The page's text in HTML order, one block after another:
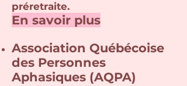
préretraite.
En savoir plus
Association Québécoise
des Personnes
Aphasiques (AQPA)